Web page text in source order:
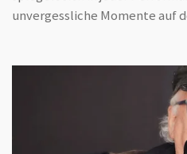
unvergessliche Momente auf